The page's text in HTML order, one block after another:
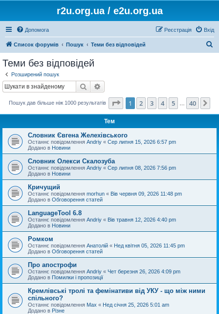
r2u.org.ua / e2u.org.ua
Допомога Вхід
Реєстрація
Список форумів Пошук Теми без відповідей
Теми без відповідей
Розширений пошук
Пошук
Пошук дав більше ніж 1000 результатів Сторінка 1 40
1 2 3 4 5 40
Тем
Словник Євгена Желехівського
Останнє повідомлення Andriy « Сер липня 15, 2026 6:57 pm
Додано в Новини
Словник Олекси Скалозуба
Останнє повідомлення Andriy « Сер липня 08, 2026 7:56 pm
Додано в Новини
Кричущий
Останнє повідомлення morhun « Вів червня 09, 2026 11:48 pm
Додано в Обговорення статей
LanguageTool 6.8
Останнє повідомлення Andriy « Вів травня 12, 2026 4:40 pm
Додано в Новини
Ромком
Останнє повідомлення Анатолій « Нед квітня 05, 2026 11:45 pm
Додано в Обговорення статей
Про апострофи
Останнє повідомлення Andriy « Чет березня 26, 2026 4:09 pm
Додано в Помилки і пропозиції
Кремлівські тролі та фемінативи від УКУ - що між ними
спільного?
Останнє повідомлення Max « Нед січня 25, 2026 5:01 am
Додано в Різне